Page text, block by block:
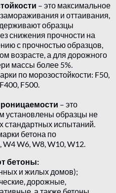
– это максимальное
и оттаивания,
образцы
снижения прочности на
с прочностью образцов,
возрасте, а для дорожного
массы более 5%.
по морозостойкости: F50,
F500.
– это
установлены образцы не
стандартных испытаний.
бетона по
W6, W8, W10, W12.
бетоны:
и жилых домов);
дорожные,